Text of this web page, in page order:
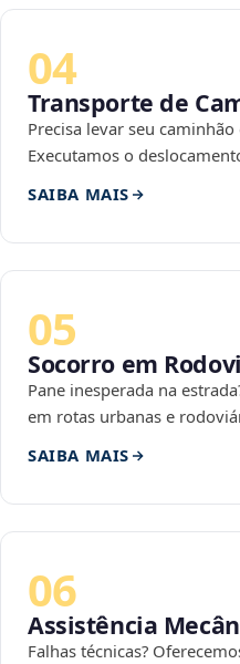
04
Transporte de
Precisa levar seu
Executamos o
SAIBA MAIS
05
Socorro em
Pane inesperada na
em rotas urbanas e
SAIBA MAIS
06
Assistência
Falhas técnicas?